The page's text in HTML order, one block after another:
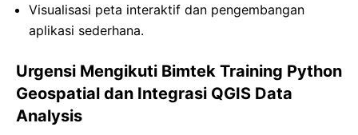
Visualisasi peta interaktif dan pengembangan
aplikasi sederhana.
Urgensi Mengikuti Bimtek Training Python
Geospatial dan Integrasi QGIS Data
Analysis